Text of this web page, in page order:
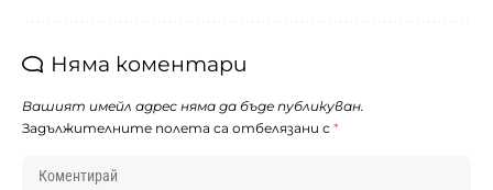
Няма коментари
Вашият имейл адрес няма да бъде публикуван.
Задължителните полета са отбелязани с *